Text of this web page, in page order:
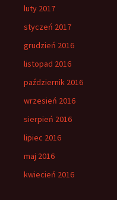
luty 2017
styczeń 2017
grudzień 2016
listopad 2016
październik 2016
wrzesień 2016
sierpień 2016
lipiec 2016
maj 2016
kwiecień 2016